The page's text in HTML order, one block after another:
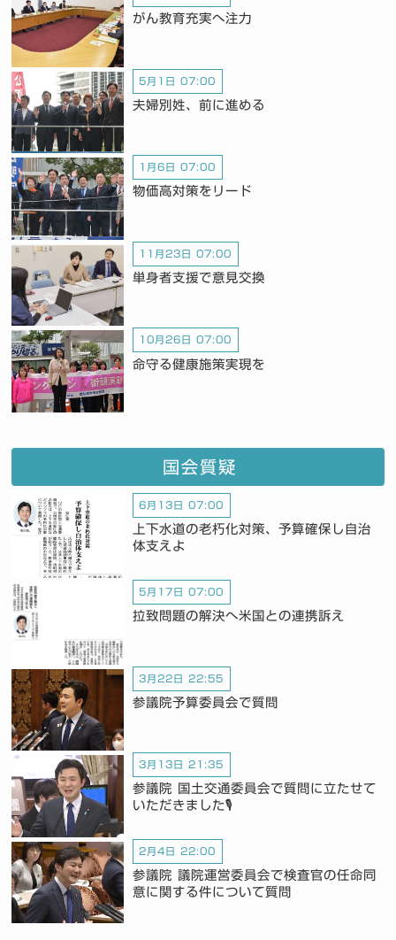
がん教育充実へ注力
5月1日 07:00
夫婦別姓、前に進める
1月6日 07:00
物価高対策をリード
11月23日 07:00
単身者支援で意見交換
10月26日 07:00
命守る健康施策実現を
国会質疑
6月13日 07:00
上下水道の老朽化対策、予算確保し自治
体支えよ
5月17日 07:00
拉致問題の解決へ米国との連携訴え
3月22日 22:55
参議院予算委員会で質問
3月13日 21:35
参議院 国土交通委員会で質問に立たせて
いただきました🎙️
2月4日 22:00
参議院 議院運営委員会で検査官の任命同
意に関する件について質問